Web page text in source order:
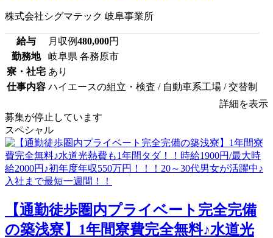
株式会社シグマテック 岐阜事業所
給与 月収例480,000円
勤務地
岐阜県 各務原市
寮・社宅 あり
仕事内容 ハイエースの組立・検査 / 自動車系工場 / 交替制
詳細を表示
募集が停止しています
スペシャル
【通勤徒歩圏内プライベート完全完備
の築浅寮】1年間寮費完全無料♪水道光